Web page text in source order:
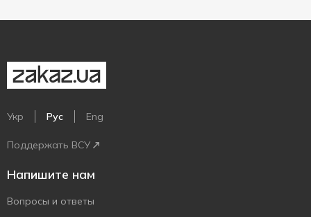
Укр Рус Eng
Поддержать ВСУ
Напишите нам
Вопросы и ответы